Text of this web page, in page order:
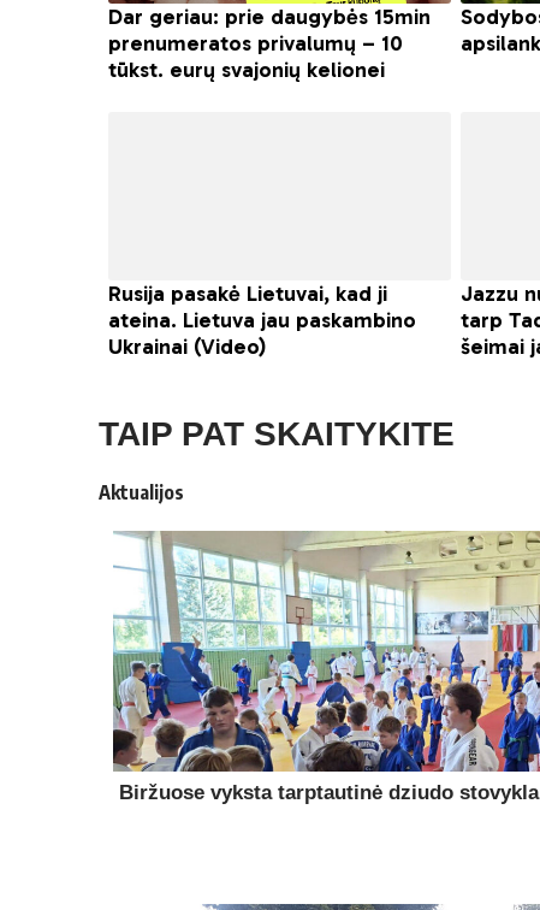
TAIP PAT SKAITYKITE
Aktualijos
Biržuose vyksta tarptautinė dziudo stovykla